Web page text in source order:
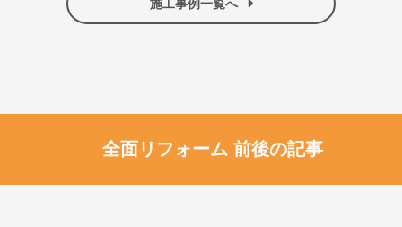
施工事例一覧へ
全面リフォーム 前後の記事